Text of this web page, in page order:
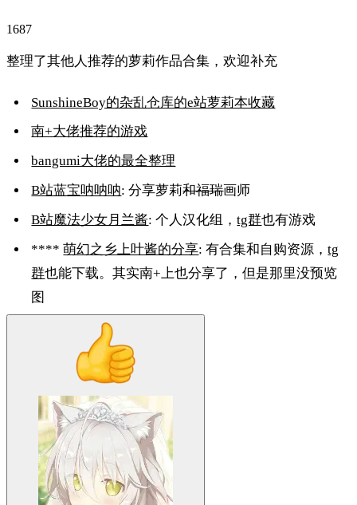
1687
整理了其他人推荐的萝莉作品合集，欢迎补充
SunshineBoy的杂乱仓库的e站萝莉本收藏
南+大佬推荐的游戏
bangumi大佬的最全整理
B站蓝宝呐呐呐: 分享萝莉和福瑞画师
B站魔法少女月兰酱: 个人汉化组，tg群也有游戏
****萌幻之乡上叶酱的分享: 有合集和自购资源，tg
群也能下载。其实南+上也分享了，但是那里没预览
图